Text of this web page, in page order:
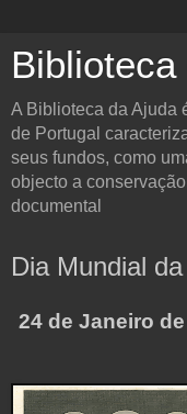
Biblioteca
A Biblioteca da Ajuda
de Portugal
seus fundos, como
objecto a
documental
Dia Mundial
24 de Janeiro